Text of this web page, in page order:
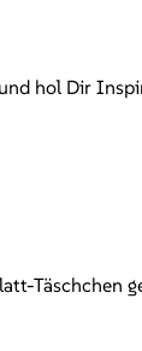
hol Dir
Täschchen